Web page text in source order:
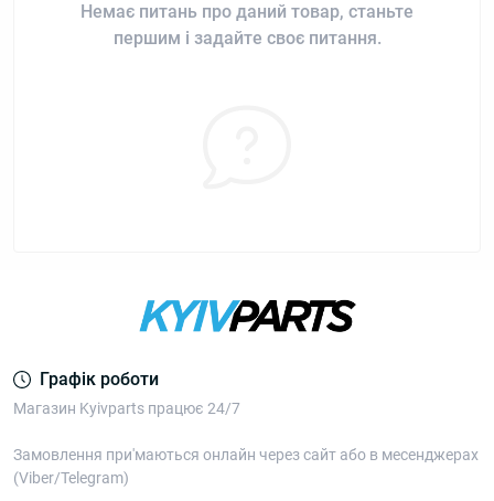
Немає питань про даний товар, станьте
першим і задайте своє питання.
Графік роботи
Магазин Kyivparts працює 24/7
Замовлення при'маються онлайн через сайт або в месенджерах
(Viber/Telegram)